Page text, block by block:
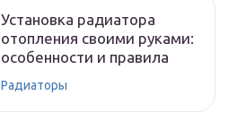
Установка радиатора
отопления своими руками:
особенности и правила
Радиаторы